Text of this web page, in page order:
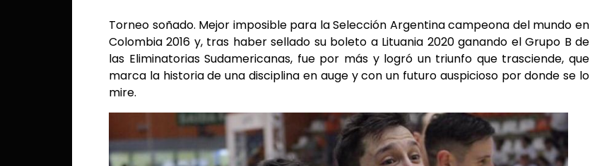
Torneo soñado. Mejor imposible para la Selección Argentina campeona del mundo en
Colombia 2016 y, tras haber sellado su boleto a Lituania 2020 ganando el Grupo B de
las Eliminatorias Sudamericanas, fue por más y logró un triunfo que trasciende, que
marca la historia de una disciplina en auge y con un futuro auspicioso por donde se lo
mire.